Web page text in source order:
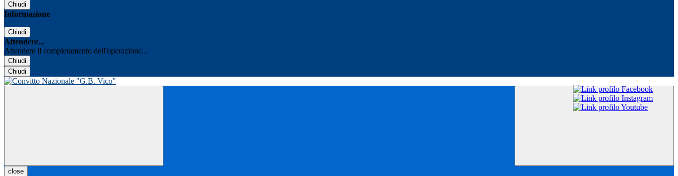
Chiudi
Informazione
Chiudi
Attendere...
Attendere il completamento dell'operazione...
Chiudi
Chiudi
close